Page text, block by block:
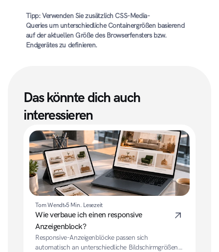
Tipp: Verwenden Sie zusätzlich CSS-Media-
Queries um unterschiedliche Containergrößen basierend
auf der aktuellen Größe des Browserfensters bzw.
Endgerätes zu definieren.
Das könnte dich auch
interessieren
Tom Wendt 5 Min. Lesezeit
Wie verbaue ich einen responsive
Anzeigenblock?
Responsive-Anzeigenblöcke passen sich
automatisch an unterschiedliche Bildschirmgrößen